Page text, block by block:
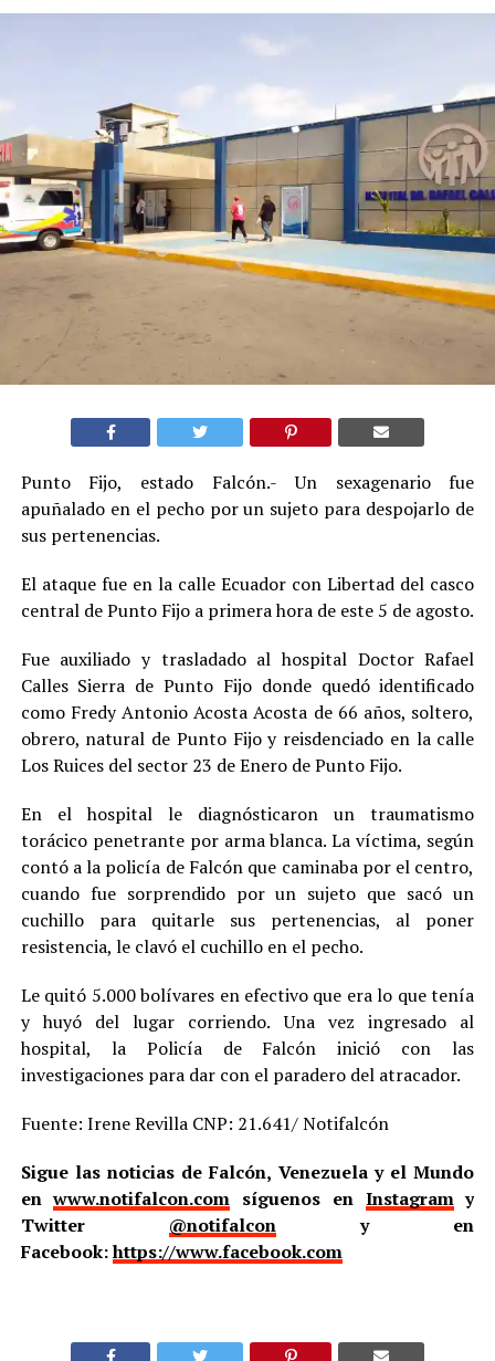
Punto Fijo, estado Falcón.- Un sexagenario fue
apuñalado en el pecho por un sujeto para despojarlo de
sus pertenencias.
El ataque fue en la calle Ecuador con Libertad del casco
central de Punto Fijo a primera hora de este 5 de agosto.
Fue auxiliado y trasladado al hospital Doctor Rafael
Calles Sierra de Punto Fijo donde quedó identificado
como Fredy Antonio Acosta Acosta de 66 años, soltero,
obrero, natural de Punto Fijo y reisdenciado en la calle
Los Ruices del sector 23 de Enero de Punto Fijo.
En el hospital le diagnósticaron un traumatismo
torácico penetrante por arma blanca. La víctima, según
contó a la policía de Falcón que caminaba por el centro,
cuando fue sorprendido por un sujeto que sacó un
cuchillo para quitarle sus pertenencias, al poner
resistencia, le clavó el cuchillo en el pecho.
Le quitó 5.000 bolívares en efectivo que era lo que tenía
y huyó del lugar corriendo. Una vez ingresado al
hospital, la Policía de Falcón inició con las
investigaciones para dar con el paradero del atracador.
Fuente: Irene Revilla CNP: 21.641/ Notifalcón
Sigue las noticias de Falcón, Venezuela y el Mundo
enwww.notifalcon.com síguenos en Instagramy
Twitter @notifalcony en
Facebook:https://www.facebook.com